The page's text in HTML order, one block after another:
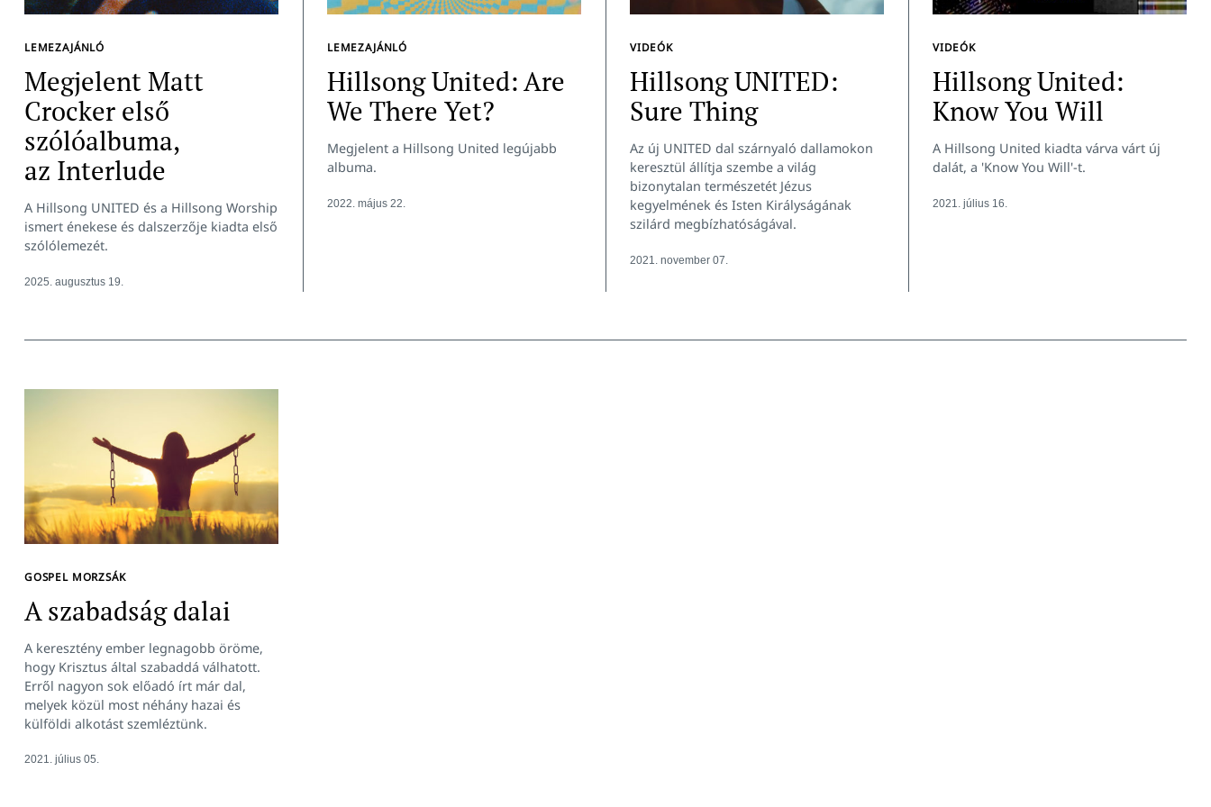
LEMEZAJÁNLÓ
Megjelent Matt
Crocker első
szólóalbuma,
az Interlude
A Hillsong UNITED és a Hillsong Worship
ismert énekese és dalszerzője kiadta első
szólólemezét.
2025. augusztus 19.
LEMEZAJÁNLÓ
Hillsong United: Are
We There Yet?
Megjelent a Hillsong United legújabb
albuma.
2022. május 22.
VIDEÓK
Hillsong UNITED:
Sure Thing
Az új UNITED dal szárnyaló dallamokon
keresztül állítja szembe a világ
bizonytalan természetét Jézus
kegyelmének és Isten Királyságának
szilárd megbízhatóságával.
2021. november 07.
VIDEÓK
Hillsong United:
Know You Will
A Hillsong United kiadta várva várt új
dalát, a 'Know You Will'-t.
2021. július 16.
GOSPEL MORZSÁK
A szabadság dalai
A keresztény ember legnagobb öröme,
hogy Krisztus által szabaddá válhatott.
Erről nagyon sok előadó írt már dal,
melyek közül most néhány hazai és
külföldi alkotást szemléztünk.
2021. július 05.
Keresés: